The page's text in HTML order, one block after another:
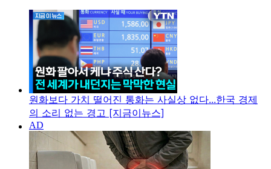
원화보다 가치 떨어진 통화는 사실상 없다...한국 경제
의 소리 없는 경고 [지금이뉴스]